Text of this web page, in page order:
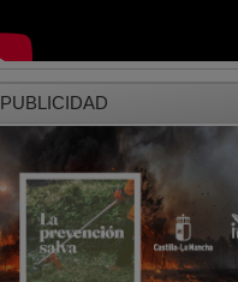
PUBLICIDAD